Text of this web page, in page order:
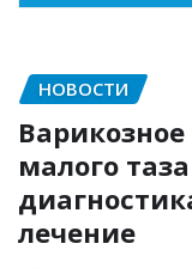
НОВОСТИ
малого
лечение